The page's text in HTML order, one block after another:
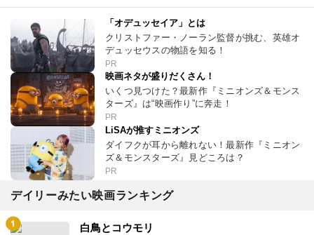
「オデュッセイア」とは
クリストファー・ノーラン監督が挑む、英雄オ
デュッセウスの物語を知る！
PR
映画ネタが盛りだくさん！
いくつ見つけた？最新作『ミニオンズ＆モンス
ターズ』は“映画作り”に奔走！
PR
LiSAが推すミニオンズ
ダイフクが耳から離れない！最新作『ミニオン
ズ＆モンスターズ』見どころは？
PR
デイリーみたい映画ランキング
白鳥とコウモリ